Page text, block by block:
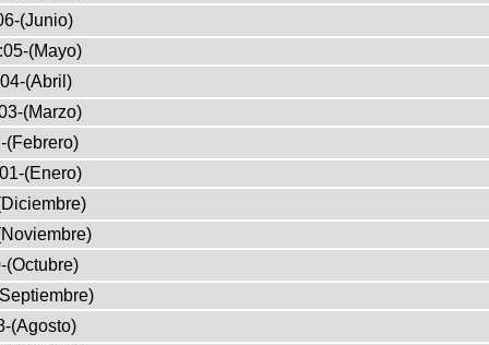
(Junio)
(Mayo)
(Abril)
(Marzo)
(Febrero)
(Enero)
(Octubre)
(Agosto)